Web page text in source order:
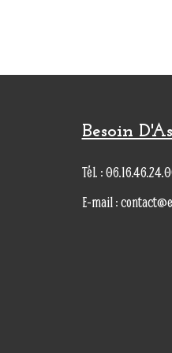
Besoin
Tél. :
E-mail :